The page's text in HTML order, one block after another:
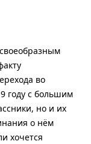
во
году с большим
но и их
о нём
хочется